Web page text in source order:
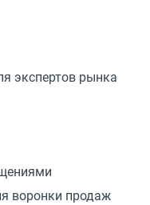
экспертов рынка
воронки продаж